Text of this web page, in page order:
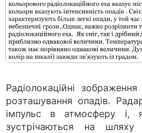
Радіолокаційні
розташування опадів.
імпульс в атмосферу і,
зустрічаються на